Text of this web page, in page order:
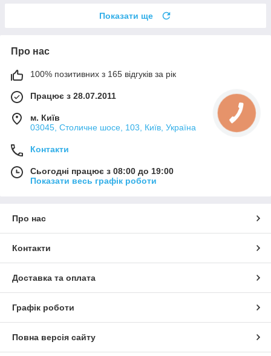
Показати ще
Про нас
100% позитивних з 165 відгуків за рік
Працює з 28.07.2011
м. Київ
03045, Столичне шосе, 103, Київ, Україна
Контакти
Сьогодні працює з 08:00 до 19:00
Показати весь графік роботи
Про нас
Контакти
Доставка та оплата
Графік роботи
Повна версія сайту